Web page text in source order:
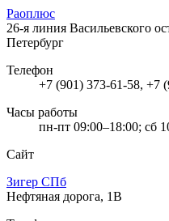
Раоплюс
26-я линия Васильевского
Петербург
Телефон
+7 (901) 373-61-58, +7
Часы работы
пн-пт 09:00–18:00; сб
Сайт
Зигер СПб
Нефтяная дорога, 1В